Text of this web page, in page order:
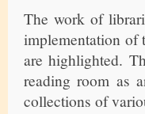
The work of
implementation of
are highlighted.
reading room as
collections of